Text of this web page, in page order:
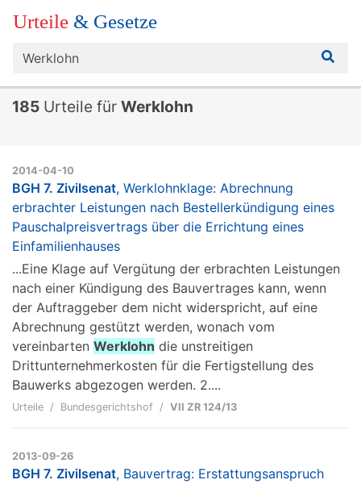
Urteile & Gesetze
185 Urteile für Werklohn
2014-04-10
BGH 7. Zivilsenat, Werklohnklage: Abrechnung
erbrachter Leistungen nach Bestellerkündigung eines
Pauschalpreisvertrags über die Errichtung eines
Einfamilienhauses
...Eine Klage auf Vergütung der erbrachten Leistungen
nach einer Kündigung des Bauvertrages kann, wenn
der Auftraggeber dem nicht widerspricht, auf eine
Abrechnung gestützt werden, wonach vom
vereinbarten Werklohn die unstreitigen
Drittunternehmerkosten für die Fertigstellung des
Bauwerks abgezogen werden. 2....
Urteile Bundesgerichtshof VII ZR 124/13
2013-09-26
BGH 7. Zivilsenat, Bauvertrag: Erstattungsanspruch